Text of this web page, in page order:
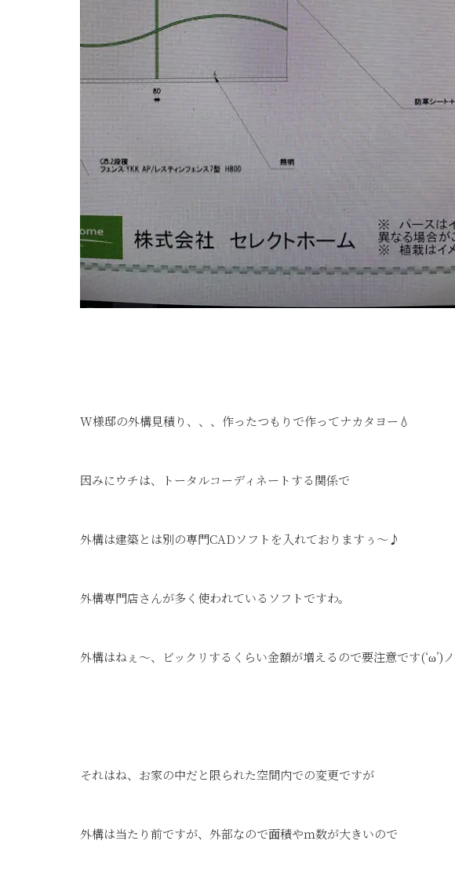
W様邸の外構見積り、、、作ったつもりで作ってナカタヨー💧
因みにウチは、トータルコーディネートする関係で
外構は建築とは別の専門CADソフトを入れておりますぅ～♪
外構専門店さんが多く使われているソフトですわ。
外構はねぇ～、ビックリするくらい金額が増えるので要注意です(‘ω’)ノ
それはね、お家の中だと限られた空間内での変更ですが
外構は当たり前ですが、外部なので面積やｍ数が大きいので